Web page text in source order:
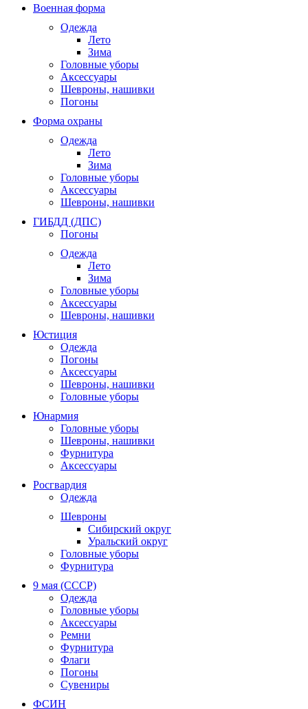
Военная форма
Одежда
Лето
Зима
Головные уборы
Аксессуары
Шевроны, нашивки
Погоны
Форма охраны
Одежда
Лето
Зима
Головные уборы
Аксессуары
Шевроны, нашивки
ГИБДД (ДПС)
Погоны
Одежда
Лето
Зима
Головные уборы
Аксессуары
Шевроны, нашивки
Юстиция
Одежда
Погоны
Аксессуары
Шевроны, нашивки
Головные уборы
Юнармия
Головные уборы
Шевроны, нашивки
Фурнитура
Аксессуары
Росгвардия
Одежда
Шевроны
Сибирский округ
Уральский округ
Головные уборы
Фурнитура
9 мая (СССР)
Одежда
Головные уборы
Аксессуары
Ремни
Фурнитура
Флаги
Погоны
Сувениры
ФСИН